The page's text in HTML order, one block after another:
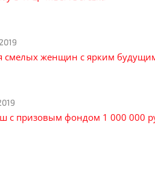
смелых женщин с ярким
с призовым фондом 1 000 000